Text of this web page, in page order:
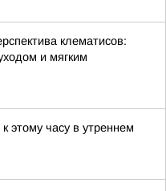
клематисов:
и мягким
этому часу в утреннем